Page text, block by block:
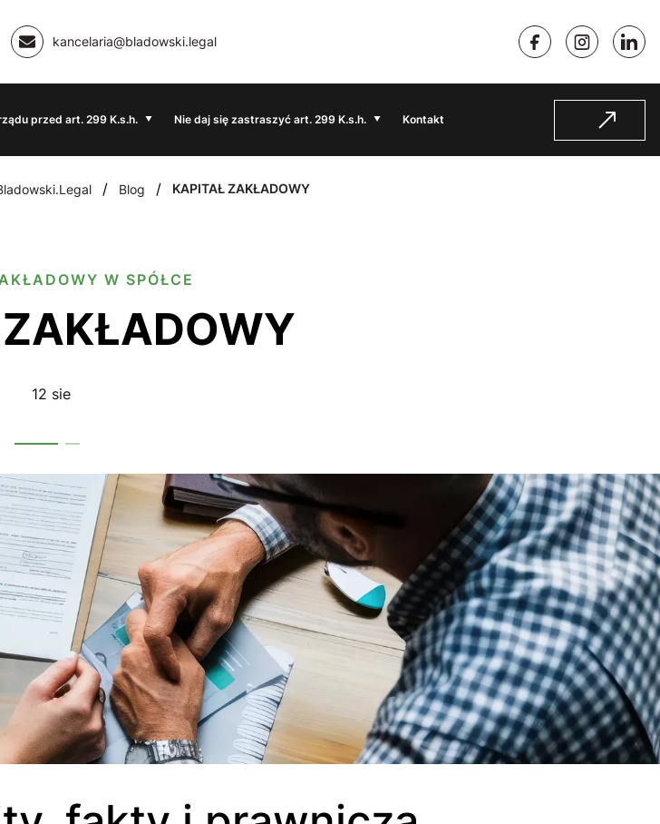
kancelaria@bladowski.legal
przed art. 299 K.s.h. Nie daj się zastraszyć art. 299 K.s.h. Kontakt
/ Blog / KAPITAŁ ZAKŁADOWY
W SPÓŁCE
ZAKŁADOWY
12 sie